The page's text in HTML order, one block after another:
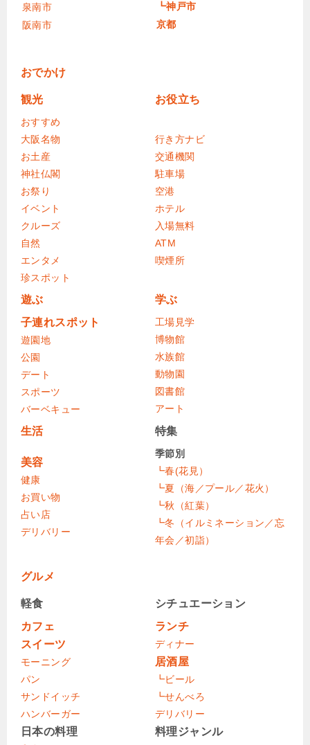
泉南市
阪南市
┗神戸市
京都
おでかけ
観光 お役立ち
おすすめ
大阪名物
お土産
神社仏閣
お祭り
イベント
クルーズ
自然
エンタメ
珍スポット
行き方ナビ
交通機関
駐車場
空港
ホテル
入場無料
ATM
喫煙所
遊ぶ
学ぶ
子連れスポット
遊園地
公園
デート
スポーツ
バーベキュー
工場見学
博物館
水族館
動物園
図書館
アート
生活 特集
美容
健康
お買い物
占い店
デリバリー
季節別
┗春(花見）
┗夏（海／プール／花火）
┗秋（紅葉）
┗冬（イルミネーション／忘
年会／初詣）
グルメ
軽食
シチュエーション
カフェ
スイーツ
モーニング
パン
サンドイッチ
ハンバーガー
ランチ
ディナー
居酒屋
┗ビール
┗せんべろ
デリバリー
日本の料理 料理ジャンル